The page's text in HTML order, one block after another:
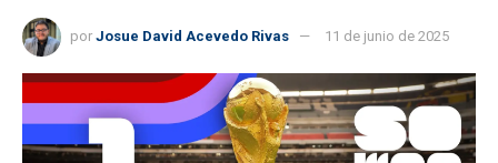
por Josue David Acevedo Rivas 11 de junio de 2025